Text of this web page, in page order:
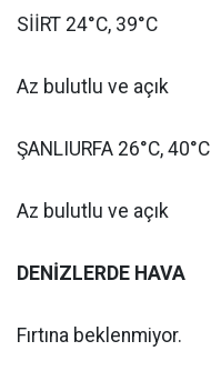
SİİRT 24°C, 39°C
Az bulutlu ve açık
ŞANLIURFA 26°C, 40°C
Az bulutlu ve açık
DENİZLERDE HAVA
Fırtına beklenmiyor.